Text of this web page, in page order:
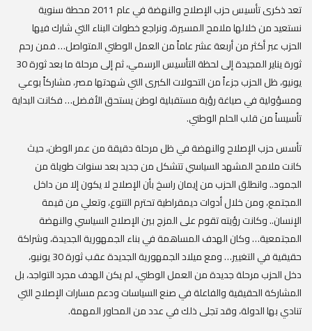
تعد ذكرى تأسيس حزب الإصلاح والنهضة في عام 2011 محطة سنوية
نستعيد من خلالها ملامح المسيرة، ونراجع خطوات البناء التي شارك فيها
الحزب عبر أكثر من أربعة عشر عاماً من العمل الوطني المتواصل… فمن رحم
ثورة يناير المجيدة إلى لحظة التأسيس الرسمي، ثم إلى مرحلة ما بعد ثورة 30
يونيو، ظل الحزب جزءاً من التحولات الكبرى التي شهدتها مصر، مشاركاً بوعي
ومسؤولية في صياغة رؤية مستقبلية لوطن يستحق الأفضل… فكانت البداية
تأسيساً من قلب الحلم الوطني.
تأسس حزب الإصلاح والنهضة في ظل مرحلة دقيقة من عمر الوطن، حيث
كانت ملامح المشهد السياسي تتشكل من جديد بعد سنوات طويلة من
الجمود.. وانطلق الحزب من إيمان راسخ بأن الإصلاح لا يكون إلا من داخل
المجتمع، ومن خلال أدوات ديمقراطية تحترم التنوع، وتعلي من قيمة
الإنسان.. وكانت رؤيته تقوم على المزج بين الإصلاح السياسي والنهضة
المجتمعية… وكان الهدف المساهمة في بناء الجمهورية الجديدة، وشراكة
حقيقية في التغيير… ومع ميلاد الجمهورية الجديدة عقب ثورة 30 يونيو،
دخل الحزب مرحلة جديدة من العمل الوطني، لم يكن الهدف مجرد التواجد، بل
المشاركة الحقيقية والفاعلة في صنع السياسات ودعم مسارات الإصلاح التي
تنادي بها الدولة، وقد تجلى ذلك في عدد من المحاور المهمة.